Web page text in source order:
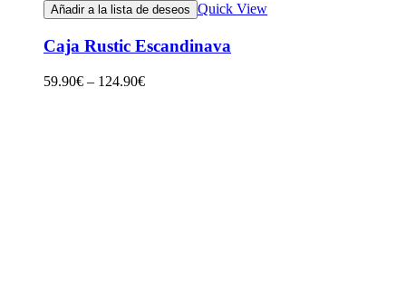
Añadir a la lista de deseos Quick View
Caja Rustic Escandinava
59.90€ – 124.90€